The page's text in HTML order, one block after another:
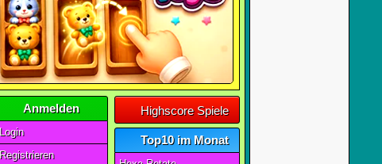
Anmelden
Login
Registrieren
Highscore Spiele
Top10 im Monat